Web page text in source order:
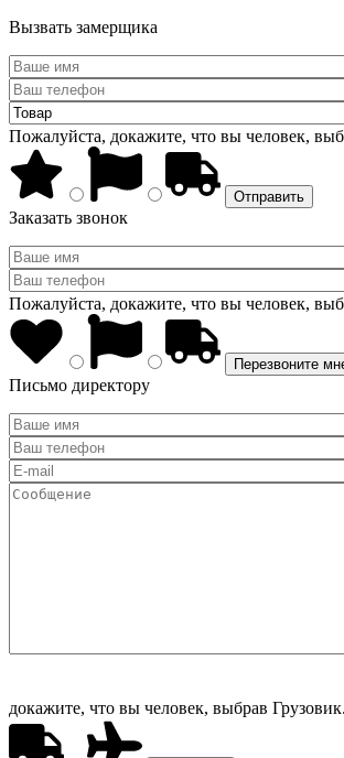
Вызвать замерщика
Пожалуйста, докажите, что вы человек,
Заказать звонок
Пожалуйста, докажите, что вы человек,
Письмо директору
докажите, что вы человек, выбрав Грузовик.